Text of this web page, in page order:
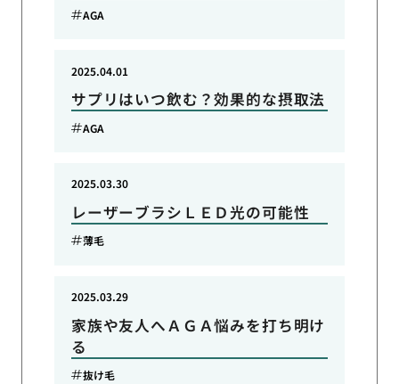
AGA
サプリはいつ飲む？効果的な摂取法
2025.04.01
AGA
レーザーブラシＬＥＤ光の可能性
2025.03.30
薄毛
家族や友人へＡＧＡ悩みを打ち明け
る
2025.03.29
抜け毛